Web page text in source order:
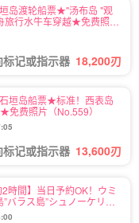
岛渡轮船票★"汤布岛 "观
旅行水牛车穿越★免费照片
记或指示器 18,200刃
垣岛船票★标准！西表岛
免费照片（No.559）
记或指示器 13,600刃
時間】当日予約OK！ウミ
バラス島”シュノーケリン
（No.122）